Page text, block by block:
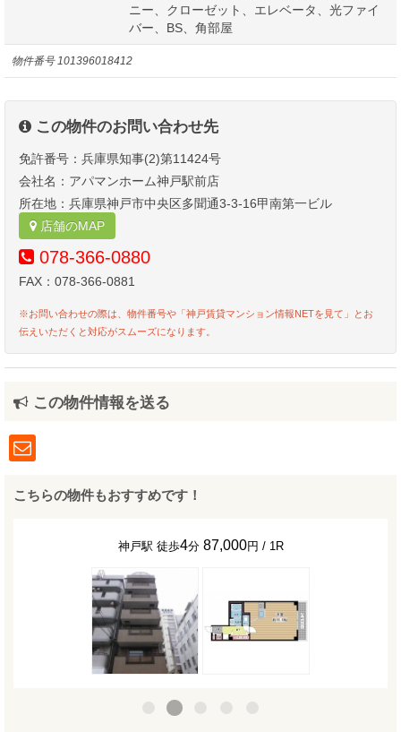
物件番号 101396018412
ニー、クローゼット、エレベータ、光ファイ
バー、BS、角部屋
この物件のお問い合わせ先
免許番号：兵庫県知事(2)第11424号
会社名：アパマンホーム神戸駅前店
所在地：兵庫県神戸市中央区多聞通3-3-16甲南第一ビル
店舗のMAP
078-366-0880
FAX：078-366-0881
※お問い合わせの際は、物件番号や「神戸賃貸マンション情報NETを見て」とお
伝えいただくと対応がスムーズになります。
この物件情報を送る
こちらの物件もおすすめです！
神戸駅 徒歩4分 87,000円 / 1R